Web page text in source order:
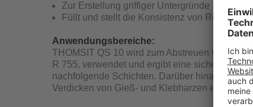
Zur Erstellung griffiger Untergründe
Füllt und stellt die Konsistenz von
Anwendungsbereiche:
THOMSIT QS 10 wird zum Abstreuen von
R 755, verwendet und ergibt eine sichere und
nachfolgende Schichten. Darüber hinaus kann
Verdicken von Gieß- und Klebharzen